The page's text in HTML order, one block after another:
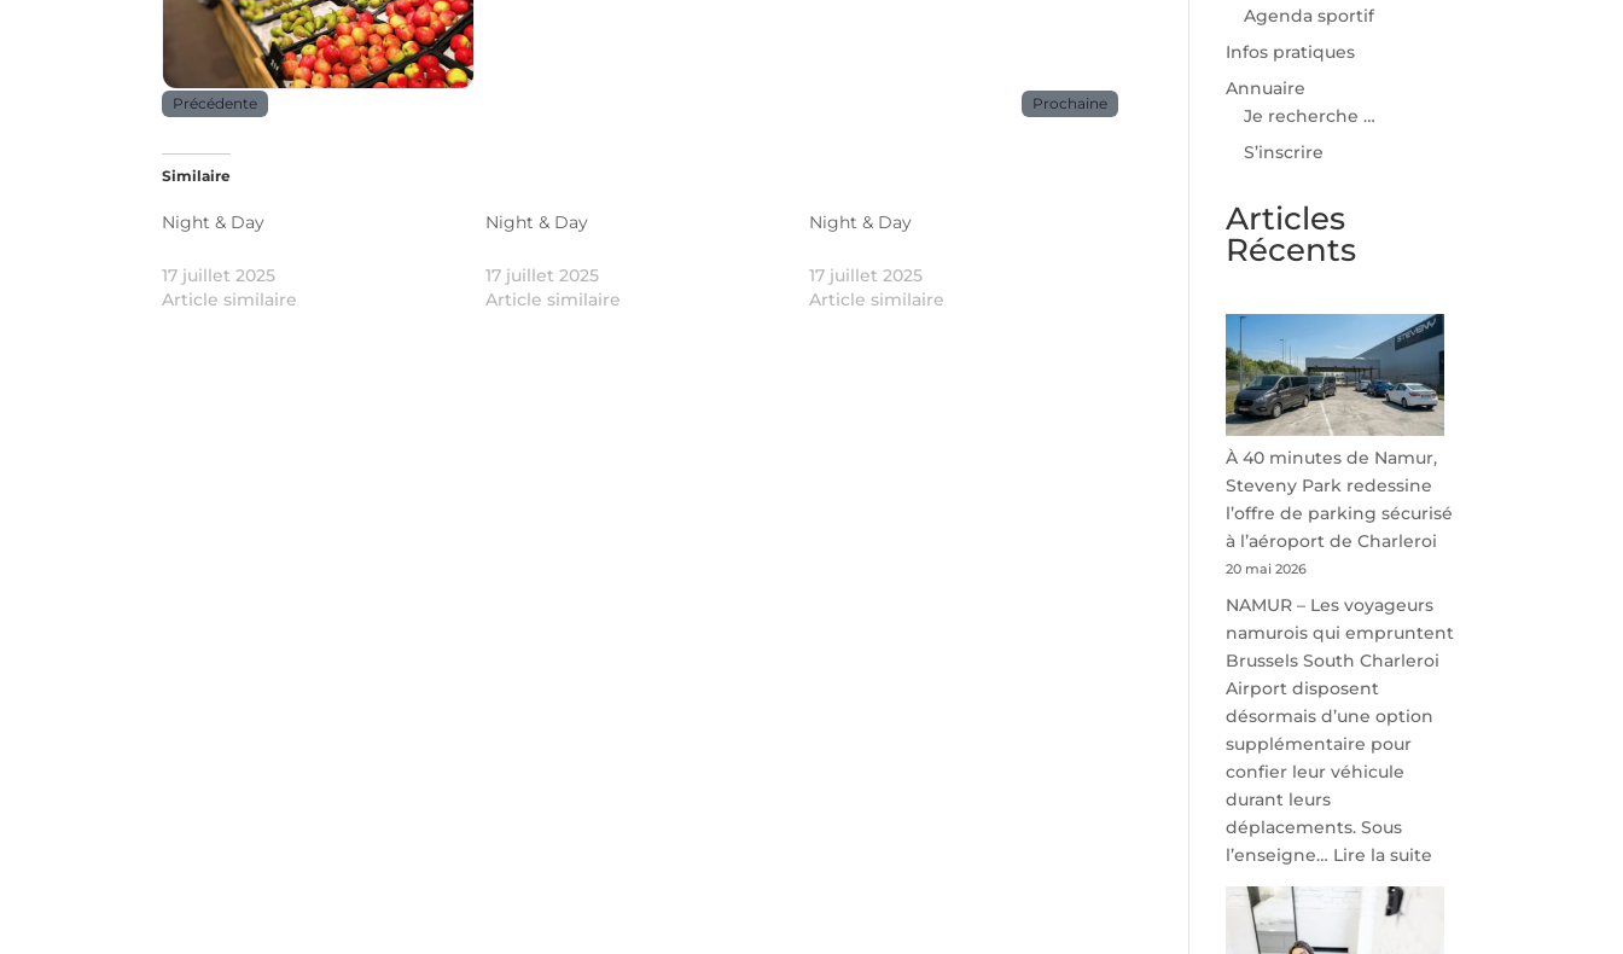
Alimentation
Précédente Prochaine
Similaire
Night & Day
17 juillet 2025
Article similaire
Night & Day
17 juillet 2025
Article similaire
Night & Day
17 juillet 2025
Article similaire
Agenda sportif
Infos pratiques
Annuaire
Je recherche …
S’inscrire
Articles
Récents
À 40 minutes de Namur,
Steveny Park redessine
l’offre de parking sécurisé
à l’aéroport de Charleroi
20 mai 2026
NAMUR – Les voyageurs
namurois qui empruntent
Brussels South Charleroi
Airport disposent
désormais d’une option
supplémentaire pour
confier leur véhicule
durant leurs
déplacements. Sous
l’enseigne… Lire la suite